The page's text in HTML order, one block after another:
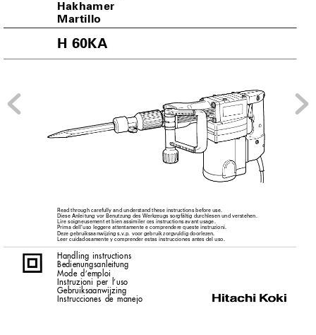
H 60KA
Hakhamer
Martillo
Read through carefully and understand these instructions before use.
Diese Anleitung vor Benutzung des Werkzeugs sorgfältig durchlesen und verstehen.
Lire soigneusement et bien assimiler ces instructions avant usage.
Prima dell’uso leggere attentamente e comprendere queste instruzioni.
Deze gebruiksaanwijzing s.v.p. voor gebruik zorgvuldig doorlezen.
Leer cuidadosamente y comprender estas instrucciones antes del uso.
Handling instructions
Bedienungsanleitung
Mode d’emploi
Instruzioni per l’uso
Gebruiksaanwijzing
Instrucciones de manejo